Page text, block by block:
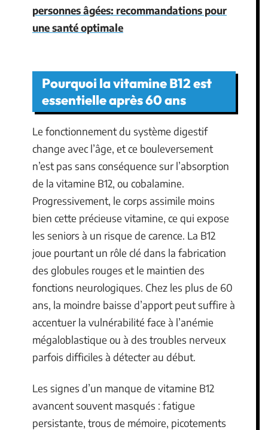
personnes âgées: recommandations pour
une santé optimale
Pourquoi la vitamine B12 est
essentielle après 60 ans
Le fonctionnement du système digestif
change avec l’âge, et ce bouleversement
n’est pas sans conséquence sur l’absorption
de la vitamine B12, ou cobalamine.
Progressivement, le corps assimile moins
bien cette précieuse vitamine, ce qui expose
les seniors à un risque de carence. La B12
joue pourtant un rôle clé dans la fabrication
des globules rouges et le maintien des
fonctions neurologiques. Chez les plus de 60
ans, la moindre baisse d’apport peut suffire à
accentuer la vulnérabilité face à l’anémie
mégaloblastique ou à des troubles nerveux
parfois difficiles à détecter au début.
Les signes d’un manque de vitamine B12
avancent souvent masqués : fatigue
persistante, trous de mémoire, picotements